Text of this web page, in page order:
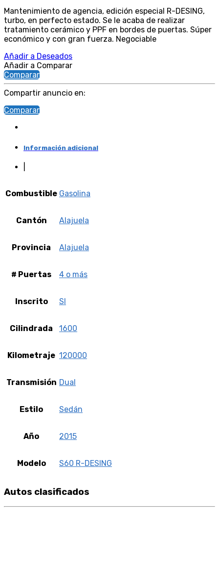
Mantenimiento de agencia, edición especial R-DESING,
turbo, en perfecto estado. Se le acaba de realizar
tratamiento cerámico y PPF en bordes de puertas. Súper
económico y con gran fuerza. Negociable
Añadir a Deseados
Añadir a Comparar
Comparar
Compartir anuncio en:
Comparar
Información adicional
Combustible Gasolina
Cantón Alajuela
Provincia Alajuela
# Puertas 4 o más
Inscrito SI
Cilindrada 1600
Kilometraje 120000
Transmisión Dual
Estilo Sedán
Año 2015
Modelo S60 R-DESING
Autos clasificados